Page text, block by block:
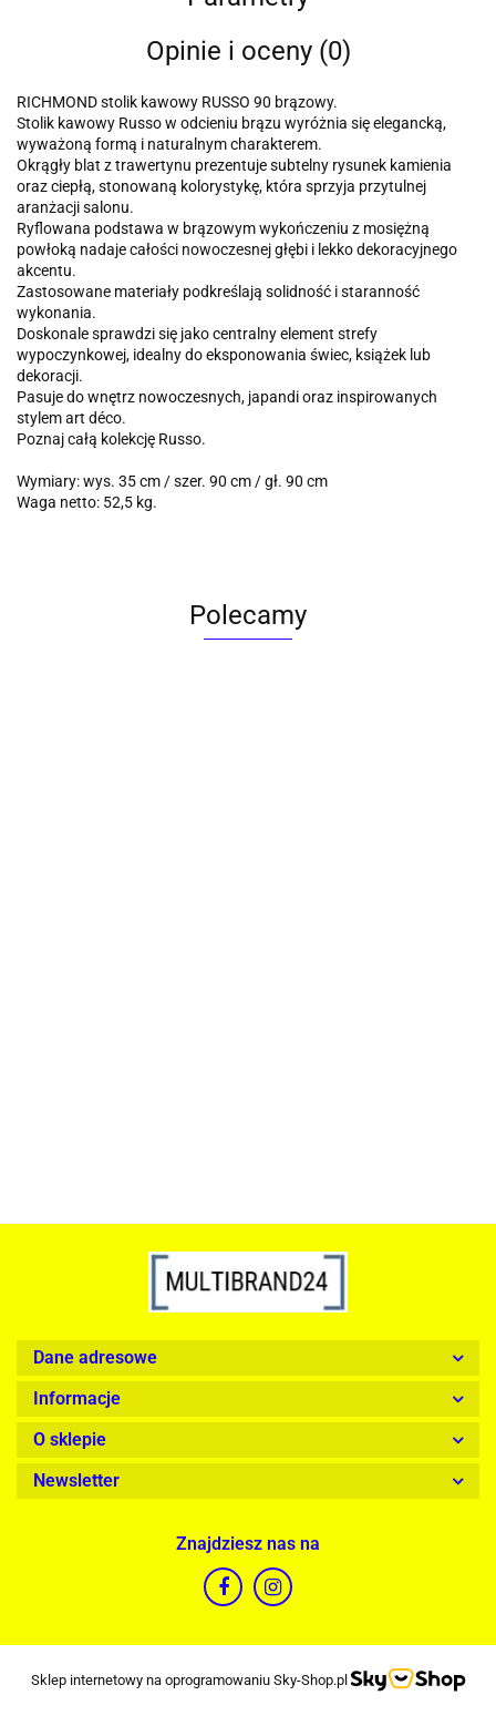
Opinie i oceny (0)
RICHMOND stolik kawowy RUSSO 90 brązowy.
Stolik kawowy Russo w odcieniu brązu wyróżnia się elegancką,
wyważoną formą i naturalnym charakterem.
Okrągły blat z trawertynu prezentuje subtelny rysunek kamienia
oraz ciepłą, stonowaną kolorystykę, która sprzyja przytulnej
aranżacji salonu.
Ryflowana podstawa w brązowym wykończeniu z mosiężną
powłoką nadaje całości nowoczesnej głębi i lekko dekoracyjnego
akcentu.
Zastosowane materiały podkreślają solidność i staranność
wykonania.
Doskonale sprawdzi się jako centralny element strefy
wypoczynkowej, idealny do eksponowania świec, książek lub
dekoracji.
Pasuje do wnętrz nowoczesnych, japandi oraz inspirowanych
stylem art déco.
Poznaj całą kolekcję Russo.
Wymiary: wys. 35 cm / szer. 90 cm / gł. 90 cm
Waga netto: 52,5 kg.
Polecamy
Dane adresowe
Informacje
O sklepie
Newsletter
Znajdziesz nas na
Sklep internetowy na oprogramowaniu Sky-Shop.pl